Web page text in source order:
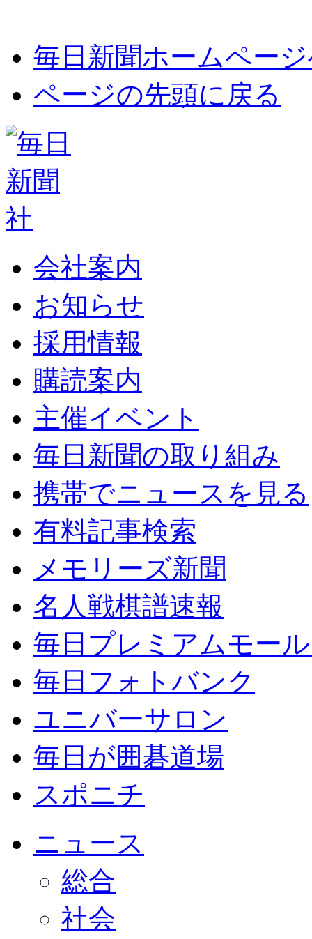
毎日新聞ホームペー
ページの先頭に戻る
会社案内
お知らせ
採用情報
購読案内
主催イベント
毎日新聞の取り組み
携帯でニュースを見る
有料記事検索
メモリーズ新聞
名人戦棋譜速報
毎日プレミアムモー
毎日フォトバンク
ユニバーサロン
毎日が囲碁道場
スポニチ
ニュース
総合
社会